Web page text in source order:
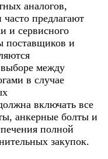
аналогов,
часто предлагают
и сервисного
поставщиков и
между
в случае
включать все
анкерные болты и
полной
закупок.